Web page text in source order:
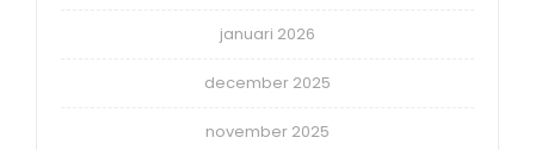
januari 2026
december 2025
november 2025